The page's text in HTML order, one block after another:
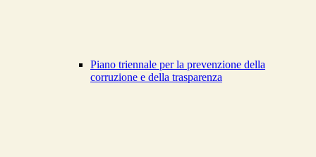
Piano triennale per la prevenzione della
corruzione e della trasparenza